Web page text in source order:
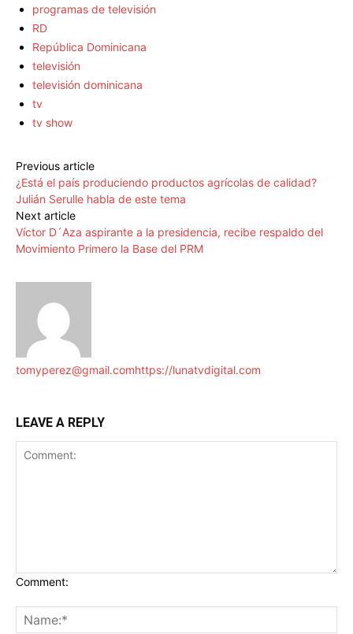
programas de televisión
RD
República Dominicana
televisión
televisión dominicana
tv
tv show
Previous article
¿Está el país produciendo productos agrícolas de calidad?
Julián Serulle habla de este tema
Next article
Víctor D´Aza aspirante a la presidencia, recibe respaldo del
Movimiento Primero la Base del PRM
tomyperez@gmail.comhttps://lunatvdigital.com
LEAVE A REPLY
Comment: